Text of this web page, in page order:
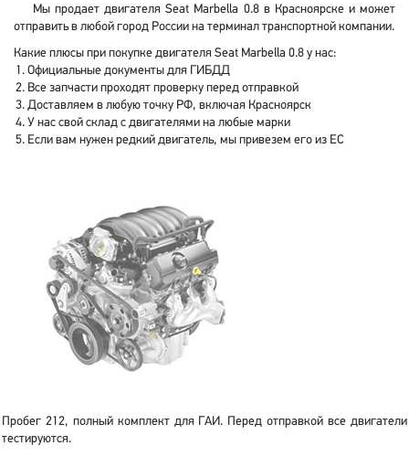
Мы продает двигателя Seat Marbella 0.8 в Красноярске и может
отправить в любой город России на терминал транспортной компании.
Какие плюсы при покупке двигателя Seat Marbella 0.8 у нас:
Официальные документы для ГИБДД
Все запчасти проходят проверку перед отправкой
Доставляем в любую точку РФ, включая Красноярск
У нас свой склад с двигателями на любые марки
Если вам нужен редкий двигатель, мы привезем его из ЕС
Пробег 212, полный комплект для ГАИ. Перед отправкой все двигатели
тестируются.